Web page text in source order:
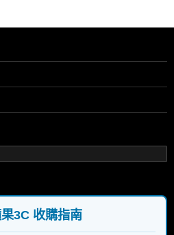
3C 收購指南